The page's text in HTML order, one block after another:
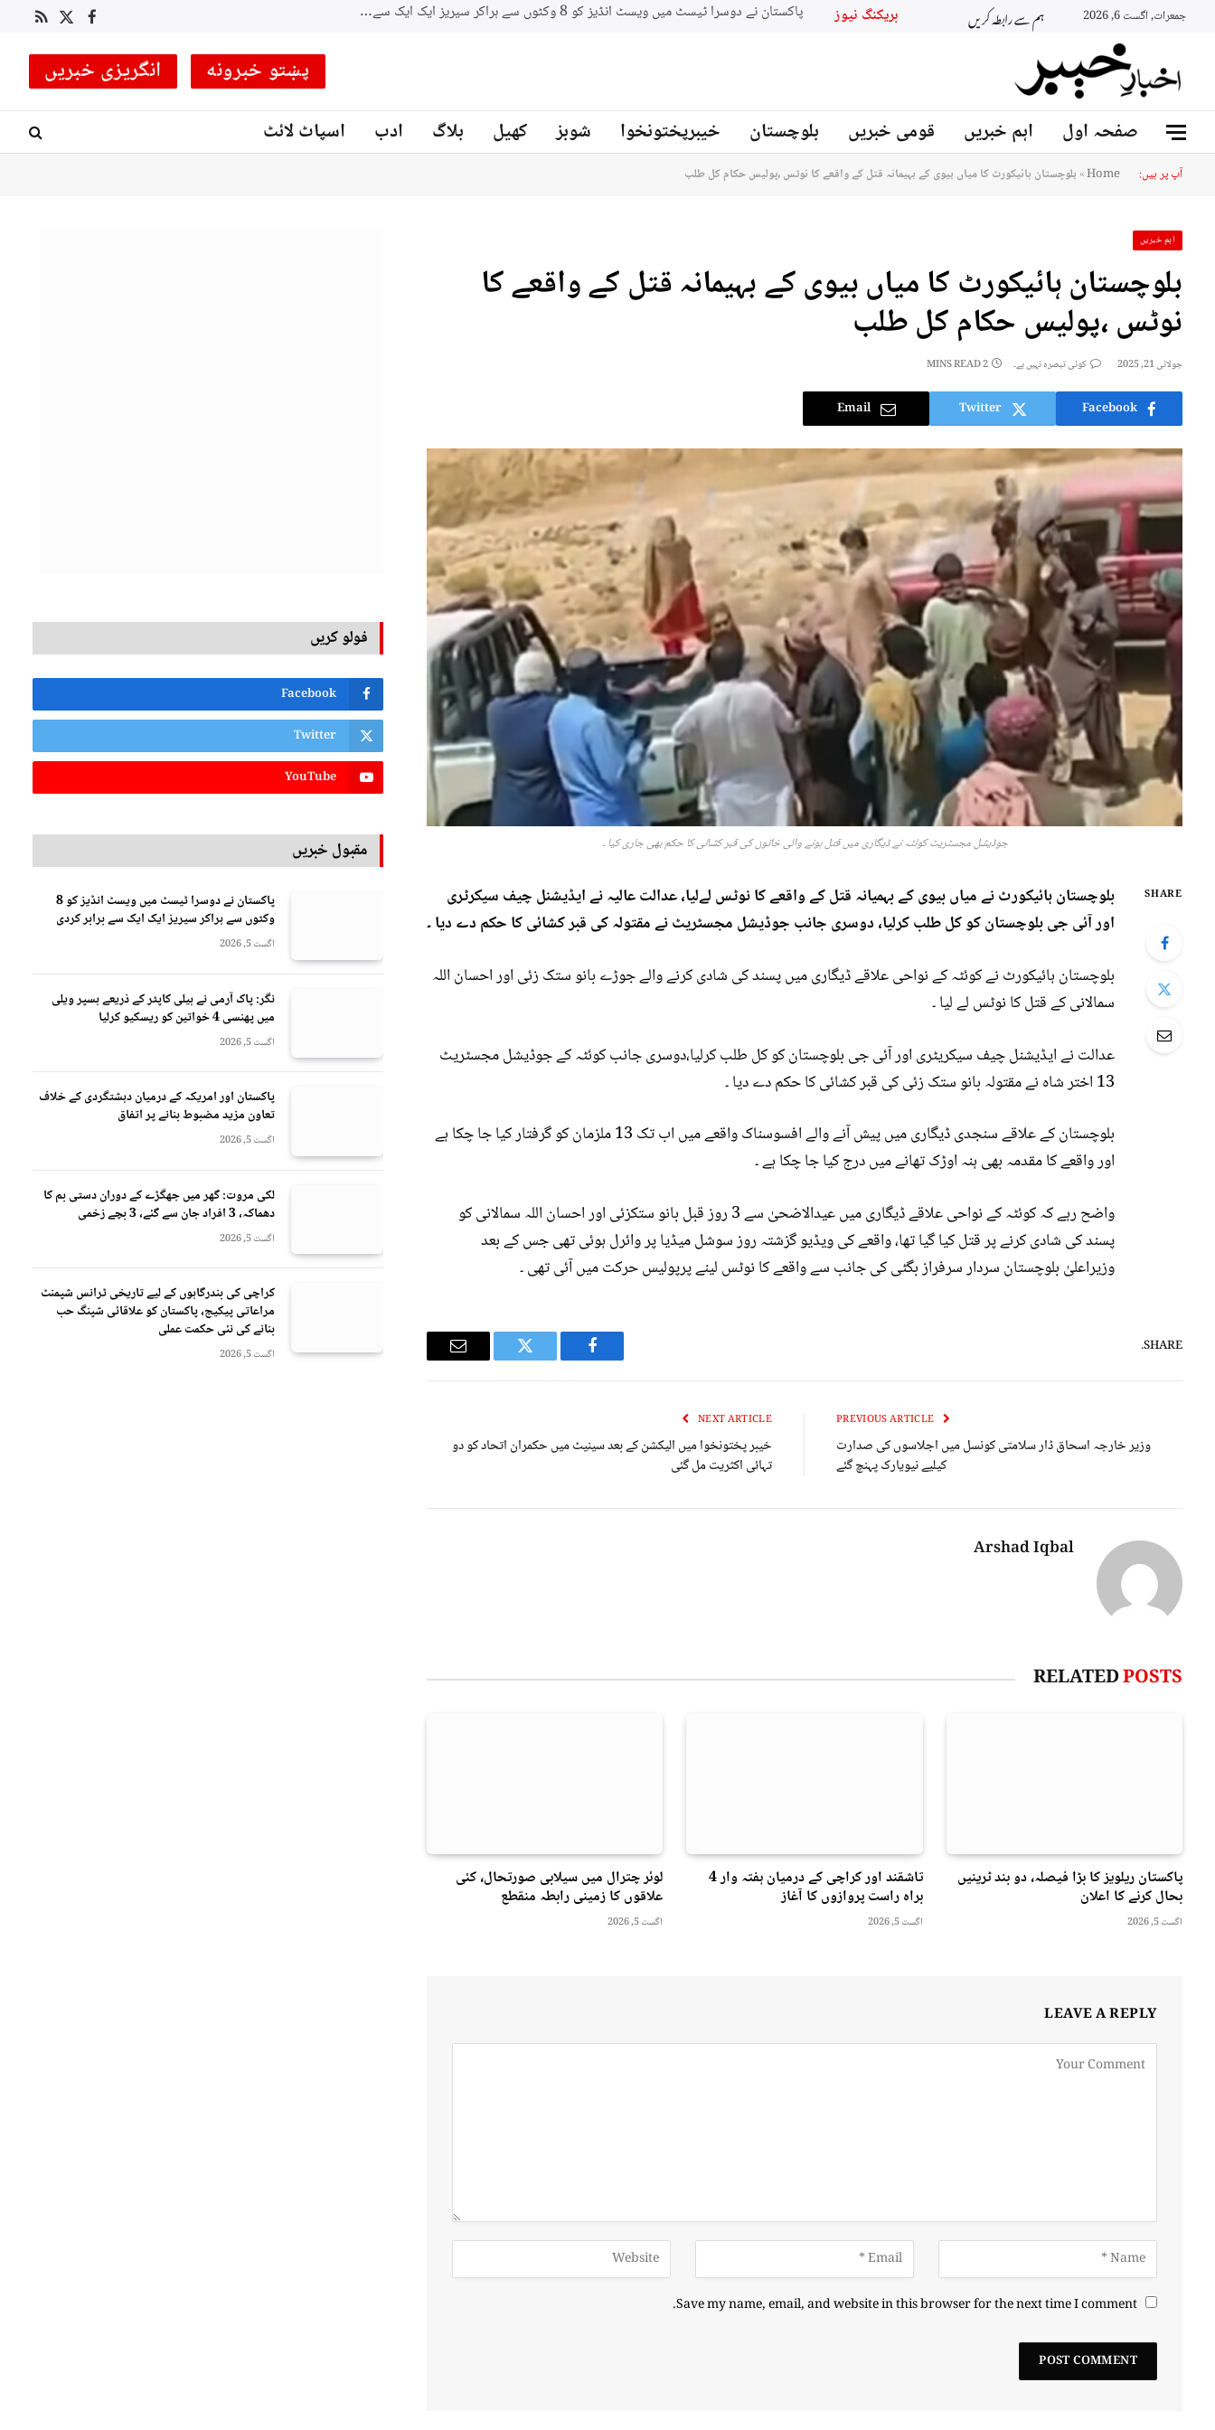
جمعرات, اگست 6, 2026 ہم سے رابطہ کریں بریکنگ نیوز Facebook
X
RSS
پښتو خبرونه انگریزی خبریں
صفحہ اول اہم خبریں قومی خبریں بلوچستان خیبرپختونخوا شوبز کھیل بلاگ ادب اسپاٹ لائٹ
آپ پر ہیں: Home
» بلوچستان ہائیکورٹ کا میاں بیوی کے بہیمانہ قتل کے واقعے کا نوٹس ،پولیس حکام کل طلب
اہم خبریں
بلوچستان ہائیکورٹ کا میاں بیوی کے بہیمانہ قتل کے واقعے کا
نوٹس ،پولیس حکام کل طلب
جولائی 21, 2025 کوئی تبصرہ نہیں ہے۔ 2 MINS READ
Facebook
Twitter
Email
جوڈیشل مجسٹریٹ کوئٹہ نے ڈیگاری میں قتل ہونے والی خاتون کی قبر کشائی کا حکم بھی جاری کیا ۔
SHARE
بلوچستان ہائیکورٹ نے میاں بیوی کے بہمیانہ قتل کے واقعے کا نوٹس لےلیا، عدالت عالیہ نے ایڈیشنل چیف سیکرٹری
اور آئی جی بلوچستان کو کل طلب کرلیا، دوسری جانب جوڈیشل مجسٹریٹ نے مقتولہ کی قبر کشائی کا حکم دے دیا ۔
بلوچستان ہائیکورٹ نے کوئٹہ کے نواحی علاقے ڈیگاری میں پسند کی شادی کرنے والے جوڑے بانو ستک زئی اور احسان اللہ
سمالانی کے قتل کا نوٹس لے لیا ۔
عدالت نے ایڈیشنل چیف سیکریٹری اور آئی جی بلوچستان کو کل طلب کرلیا،دوسری جانب کوئٹہ کے جوڈیشل مجسٹریٹ
13 اختر شاہ نے مقتولہ بانو ستک زئی کی قبر کشائی کا حکم دے دیا ۔
بلوچستان کے علاقے سنجدی ڈیگاری میں پیش آنے والے افسوسناک واقعے میں اب تک 13 ملزمان کو گرفتار کیا جا چکا ہے
اور واقعے کا مقدمہ بھی ہنہ اوڑک تھانے میں درج کیا جا چکا ہے ۔
واضح رہے کہ کوئٹہ کے نواحی علاقے ڈیگاری میں عیدالاضحیٰ سے 3 روز قبل بانو ستکزئی اور احسان اللہ سمالانی کو
پسند کی شادی کرنے پر قتل کیا گیا تھا، واقعے کی ویڈیو گزشتہ روز سوشل میڈیا پر وائرل ہوئی تھی جس کے بعد
وزیراعلیٰ بلوچستان سردار سرفراز بگٹی کی جانب سے واقعے کا نوٹس لینے پرپولیس حرکت میں آئی تھی ۔
SHARE.
Facebook
Twitter
Email
وزیر خارجہ اسحاق ڈار سلامتی کونسل میں اجلاسوں کی صدارت
کیلیے نیویارک پہنچ گئے
NEXT ARTICLE
خیبر پختونخوا میں الیکشن کے بعد سینیٹ میں حکمران اتحاد کو دو
تہائی اکثریت مل گئی
Arshad Iqbal
RELATEDPOSTS
پاکستان ریلویز کا بڑا فیصلہ، دو بند ٹرینیں
بحال کرنے کا اعلان
اگست 5, 2026
تاشقند اور کراچی کے درمیان ہفتہ وار 4
براہ راست پروازوں کا آغاز
اگست 5, 2026
لوئر چترال میں سیلابی صورتحال، کئی
علاقوں کا زمینی رابطہ منقطع
اگست 5, 2026
LEAVE A REPLY
Save my name, email, and website in this browser for the next time I comment.
فولو کریں
Facebook
Twitter
YouTube
مقبول خبریں
پاکستان نے دوسرا ٹیسٹ میں ویسٹ انڈیز کو 8
وکٹوں سے ہراکر سیریز ایک ایک سے برابر کردی
اگست 5, 2026
نگر: پاک آرمی نے ہیلی کاپٹر کے ذریعے ہسپر ویلی
میں پھنسی 4 خواتین کو ریسکیو کرلیا
اگست 5, 2026
پاکستان اور امریکہ کے درمیان دہشتگردی کے خلاف
تعاون مزید مضبوط بنانے پر اتفاق
اگست 5, 2026
لکی مروت: گھر میں جھگڑے کے دوران دستی بم کا
دھماکہ، 3 افراد جان سے گئے، 3 بچے زخمی
اگست 5, 2026
کراچی کی بندرگاہوں کے لیے تاریخی ٹرانس شپمنٹ
مراعاتی پیکیج، پاکستان کو علاقائی شپنگ حب
بنانے کی نئی حکمت عملی
اگست 5, 2026